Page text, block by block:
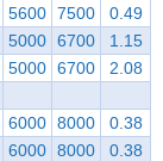
5600 7500
0.49
5000 6700
1.15
5000 6700 2.08
6000 8000
0.38
6000 8000
0.38